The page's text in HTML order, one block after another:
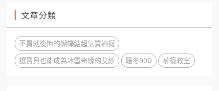
文章分類
不買就後悔的蝴蝶結超氣質褲襪
讓寶貝也能成為冰雪奇緣的艾紗
暖冬90D 褲襪教室